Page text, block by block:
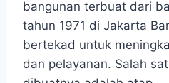
bangunan terbuat dari
tahun 1971 di Jakarta
bertekad untuk
dan pelayanan. Salah